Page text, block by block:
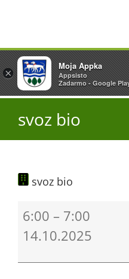
Přeskočit
na
obsah
svoz bio
svoz bio
bio
6:00 – 7:00
14.10.2025
×
Vyžlovka
AppSisto
- In Google Play
×
Moja Appka
Appsisto
Zadarmo - Google